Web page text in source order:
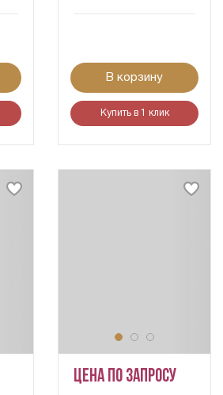
В корзину
Купить в 1 клик
Цена по запросу